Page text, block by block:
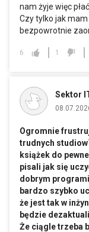
nam żyje więc
Czy tylko jak
bezpowrotnie
6 1
Sektor
Ogromnie
trudnych
książek do
pisali jak się
dobrym
bardzo szybko
że jest tak w
będzie
Że ciągle trzeba